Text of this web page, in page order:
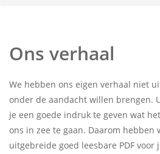
Ons verhaal
We hebben ons eigen verhaal niet
onder de aandacht willen brengen.
je een goede indruk te geven wat
ons in zee te gaan. Daarom hebben
uitgebreide goed leesbare PDF